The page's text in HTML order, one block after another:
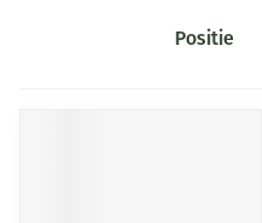
Sorteer op: